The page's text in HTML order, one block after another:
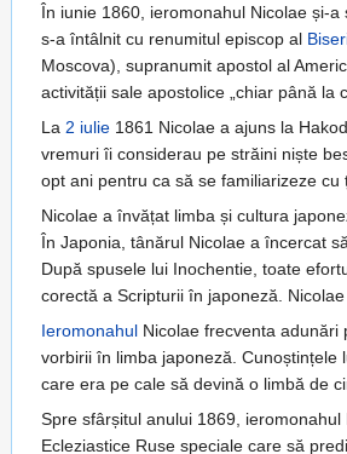
În iunie 1860, ieromonahul Nicolae și-
s-a întâlnit cu renumitul episcop al
Moscova), supranumit apostol al
activității sale apostolice „chiar până la
La 2 iulie 1861 Nicolae a ajuns la
vremuri îi considerau pe străini niște
opt ani pentru ca să se familiarizeze
Nicolae a învățat limba și cultura
În Japonia, tânărul Nicolae a încercat
După spusele lui Inochentie, toate
corectă a Scripturii în japoneză.
Ieromonahul Nicolae frecventa
vorbirii în limba japoneză.
care era pe cale să devină o limbă de
Spre sfârșitul anului 1869,
Ecleziastice Ruse speciale care să